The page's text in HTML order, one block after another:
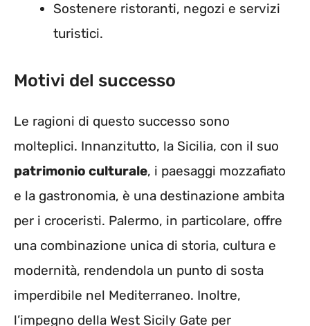
Sostenere ristoranti, negozi e servizi
turistici.
Motivi del successo
Le ragioni di questo successo sono
molteplici. Innanzitutto, la Sicilia, con il suo
patrimonio culturale, i paesaggi mozzafiato
e la gastronomia, è una destinazione ambita
per i croceristi. Palermo, in particolare, offre
una combinazione unica di storia, cultura e
modernità, rendendola un punto di sosta
imperdibile nel Mediterraneo. Inoltre,
l’impegno della West Sicily Gate per